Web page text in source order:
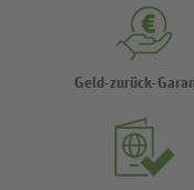
Geld-zurück-